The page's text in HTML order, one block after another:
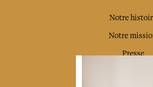
Notre
Notre
Presse